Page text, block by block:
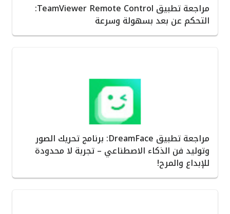
مراجعة تطبيق TeamViewer Remote Control:
التحكم عن بعد بسهولة وسرعة
مراجعة تطبيق DreamFace: برنامج تحريك الصور
وتوليد فن الذكاء الاصطناعي – تجربة لا محدودة
للإبداع والمرح!